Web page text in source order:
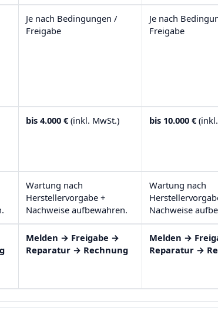
Je nach Bedingungen /
Freigabe
Je nach
Freigabe
bis 4.000 €(inkl. MwSt.) bis 10.000 €
Wartung nach
Herstellervorgabe +
Nachweise aufbewahren.
Wartung nach
Nachweise
Melden → Freigabe →
Reparatur → Rechnung
Melden →
Reparatur →